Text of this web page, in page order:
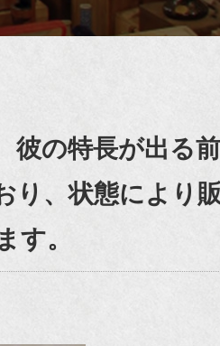
の特長が出る前
り、状態により
す。